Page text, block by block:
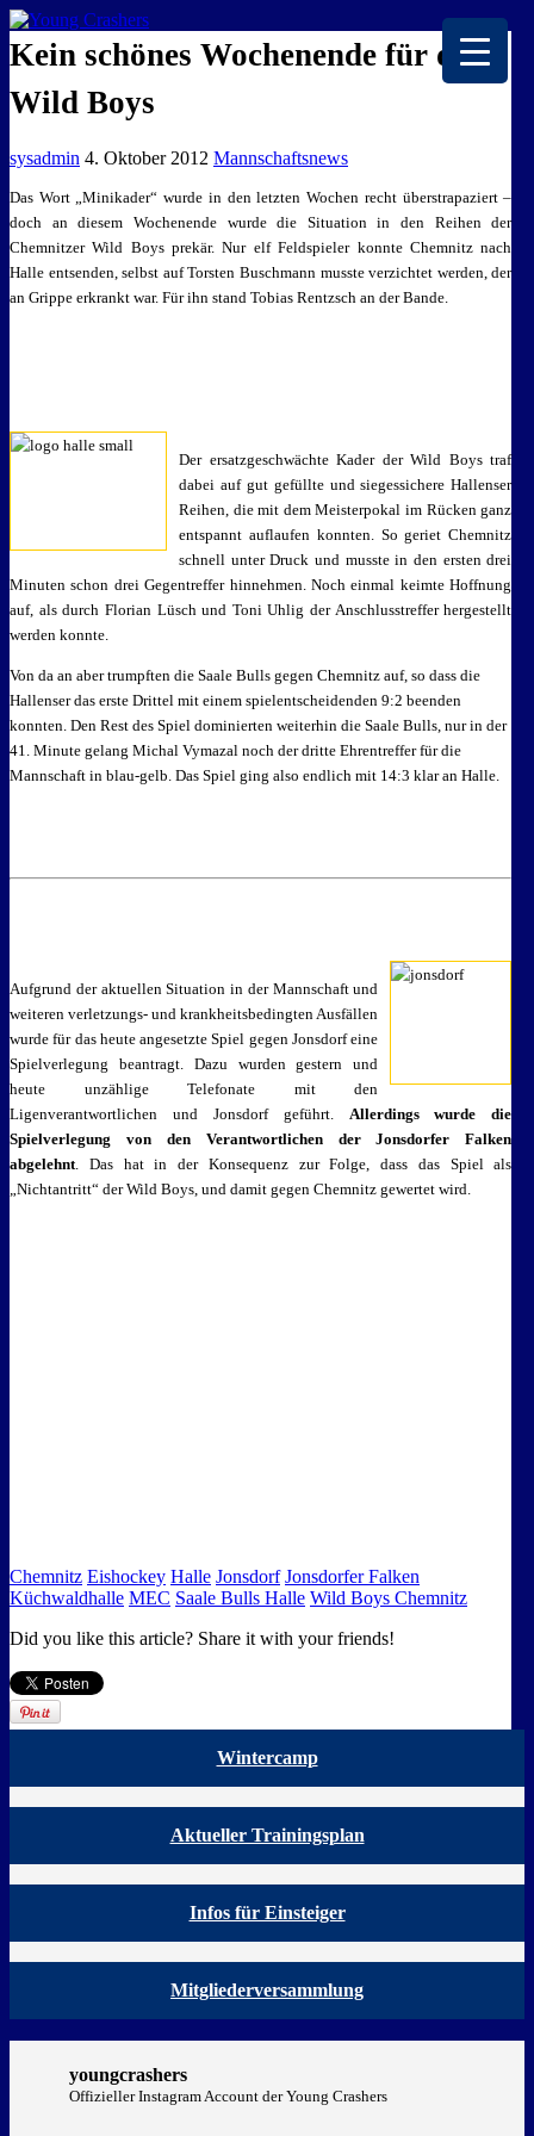
EISKALTE LEIDENSCHAFT
Kein schönes Wochenende für die
Wild Boys
sysadmin 4. Oktober 2012 Mannschaftsnews
Das Wort „Minikader“ wurde in den letzten Wochen recht überstrapaziert –
doch an diesem Wochenende wurde die Situation in den Reihen der
Chemnitzer Wild Boys prekär. Nur elf Feldspieler konnte Chemnitz nach
Halle entsenden, selbst auf Torsten Buschmann musste verzichtet werden, der
an Grippe erkrankt war. Für ihn stand Tobias Rentzsch an der Bande.
Der ersatzgeschwächte Kader der Wild Boys traf
dabei auf gut gefüllte und siegessichere Hallenser
Reihen, die mit dem Meisterpokal im Rücken ganz
entspannt auflaufen konnten. So geriet Chemnitz
schnell unter Druck und musste in den ersten drei
Minuten schon drei Gegentreffer hinnehmen. Noch einmal keimte Hoffnung
auf, als durch Florian Lüsch und Toni Uhlig der Anschlusstreffer hergestellt
werden konnte.
Von da an aber trumpften die Saale Bulls gegen Chemnitz auf, so dass die
Hallenser das erste Drittel mit einem spielentscheidenden 9:2 beenden
konnten. Den Rest des Spiel dominierten weiterhin die Saale Bulls, nur in der
41. Minute gelang Michal Vymazal noch der dritte Ehrentreffer für die
Mannschaft in blau-gelb. Das Spiel ging also endlich mit 14:3 klar an Halle.
Aufgrund der aktuellen Situation in der Mannschaft und
weiteren verletzungs- und krankheitsbedingten Ausfällen
wurde für das heute angesetzte Spiel gegen Jonsdorf eine
Spielverlegung beantragt. Dazu wurden gestern und
heute unzählige Telefonate mit den
Ligenverantwortlichen und Jonsdorf geführt. Allerdings wurde die
Spielverlegung von den Verantwortlichen der Jonsdorfer Falken
abgelehnt . Das hat in der Konsequenz zur Folge, dass das Spiel als
„Nichtantritt“ der Wild Boys, und damit gegen Chemnitz gewertet wird.
Chemnitz Eishockey Halle Jonsdorf Jonsdorfer Falken
Küchwaldhalle MEC Saale Bulls Halle Wild Boys Chemnitz
Did you like this article? Share it with your friends!
Wintercamp
Aktueller Trainingsplan
Infos für Einsteiger
Mitgliederversammlung
youngcrashers
Offizieller Instagram Account der Young Crashers